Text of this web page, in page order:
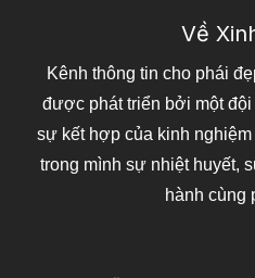
Về
Kênh thông tin cho phái
được phát triển bởi một
sự kết hợp của kinh
trong mình sự nhiệt huyết,
hành cùng